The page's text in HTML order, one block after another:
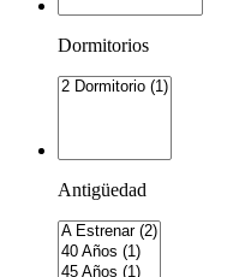
Dormitorios
Antigüedad